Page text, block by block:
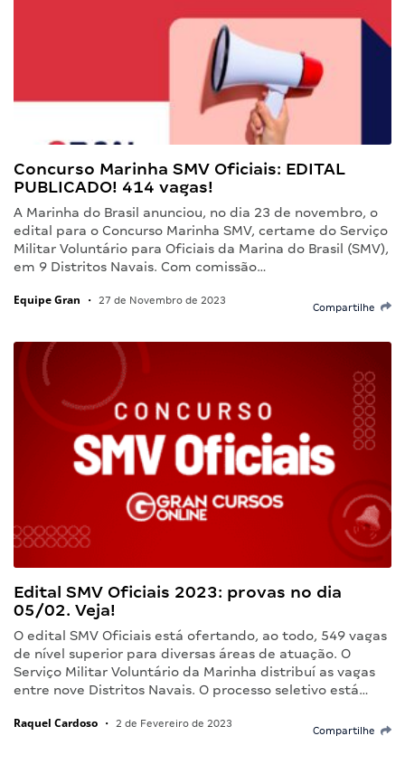
Concurso Marinha SMV Oficiais: EDITAL
PUBLICADO! 414 vagas!
A Marinha do Brasil anunciou, no dia 23 de novembro, o
edital para o Concurso Marinha SMV, certame do Serviço
Militar Voluntário para Oficiais da Marina do Brasil (SMV),
em 9 Distritos Navais. Com comissão…
Equipe Gran • 27 de Novembro de 2023
Compartilhe
Edital SMV Oficiais 2023: provas no dia
05/02. Veja!
O edital SMV Oficiais está ofertando, ao todo, 549 vagas
de nível superior para diversas áreas de atuação. O
Serviço Militar Voluntário da Marinha distribuí as vagas
entre nove Distritos Navais. O processo seletivo está…
Raquel Cardoso • 2 de Fevereiro de 2023
Compartilhe